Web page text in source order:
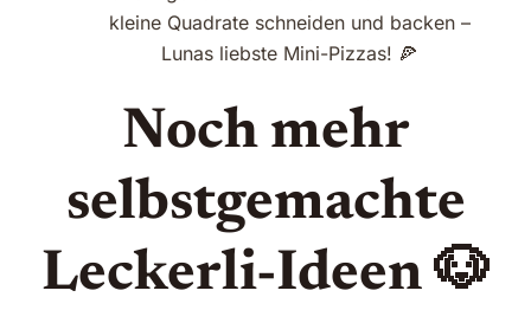
kleine Quadrate schneiden und backen –
Lunas liebste Mini-Pizzas! 🍕
Noch mehr
selbstgemachte
Leckerli-Ideen 🐶